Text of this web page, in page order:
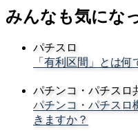
みんなも気にな
パチスロ
「有利区間」とは何
パチンコ・パチスロ
パチンコ・パチスロ
きますか？